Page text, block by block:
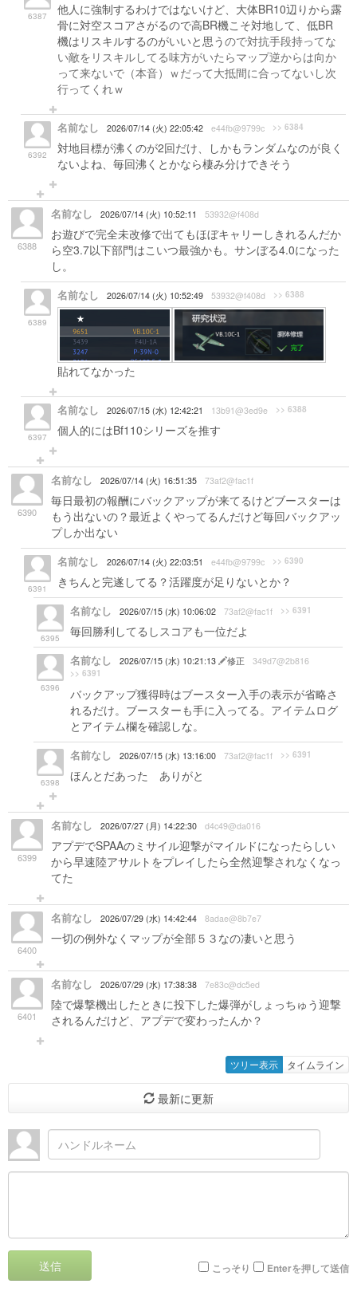
6387
他人に強制するわけではないけど、大体BR10辺りから露
骨に対空スコアさがるので高BR機こそ対地して、低BR
機はリスキルするのがいいと思うので対抗手段持ってな
い敵をリスキルしてる味方がいたらマップ逆からは向か
って来ないで（本音）ｗだって大抵間に合ってないし次
行ってくれｗ
6392
名前なし 2026/07/14 (火) 22:05:42 e44fb@9799c >> 6384
対地目標が沸くのが2回だけ、しかもランダムなのが良く
ないよね、毎回沸くとかなら棲み分けできそう
6388
名前なし 2026/07/14 (火) 10:52:11 53932@f408d
お遊びで完全未改修で出てもほぼキャリーしきれるんだか
ら空3.7以下部門はこいつ最強かも。サンぼる4.0になった
し。
6389
名前なし 2026/07/14 (火) 10:52:49 53932@f408d >> 6388
貼れてなかった
6397
名前なし 2026/07/15 (水) 12:42:21 13b91@3ed9e >> 6388
個人的にはBf110シリーズを推す
6390
名前なし 2026/07/14 (火) 16:51:35 73af2@fac1f
毎日最初の報酬にバックアップが来てるけどブースターは
もう出ないの？最近よくやってるんだけど毎回バックアッ
プしか出ない
6391
名前なし 2026/07/14 (火) 22:03:51 e44fb@9799c >> 6390
きちんと完遂してる？活躍度が足りないとか？
6395
名前なし 2026/07/15 (水) 10:06:02 73af2@fac1f >> 6391
毎回勝利してるしスコアも一位だよ
6396
名前なし 2026/07/15 (水) 10:21:13 修正 349d7@2b816
>> 6391
バックアップ獲得時はブースター入手の表示が省略さ
れるだけ。ブースターも手に入ってる。アイテムログ
とアイテム欄を確認しな。
6398
名前なし 2026/07/15 (水) 13:16:00 73af2@fac1f >> 6391
ほんとだあった ありがと
6399
名前なし 2026/07/27 (月) 14:22:30 d4c49@da016
アプデでSPAAのミサイル迎撃がマイルドになったらしい
から早速陸アサルトをプレイしたら全然迎撃されなくなっ
てた
6400
名前なし 2026/07/29 (水) 14:42:44 8adae@8b7e7
一切の例外なくマップが全部５３なの凄いと思う
6401
名前なし 2026/07/29 (水) 17:38:38 7e83c@dc5ed
陸で爆撃機出したときに投下した爆弾がしょっちゅう迎撃
されるんだけど、アプデで変わったんか？
ツリー表示 タイムライン
最新に更新
送信 こっそり Enterを押して送信